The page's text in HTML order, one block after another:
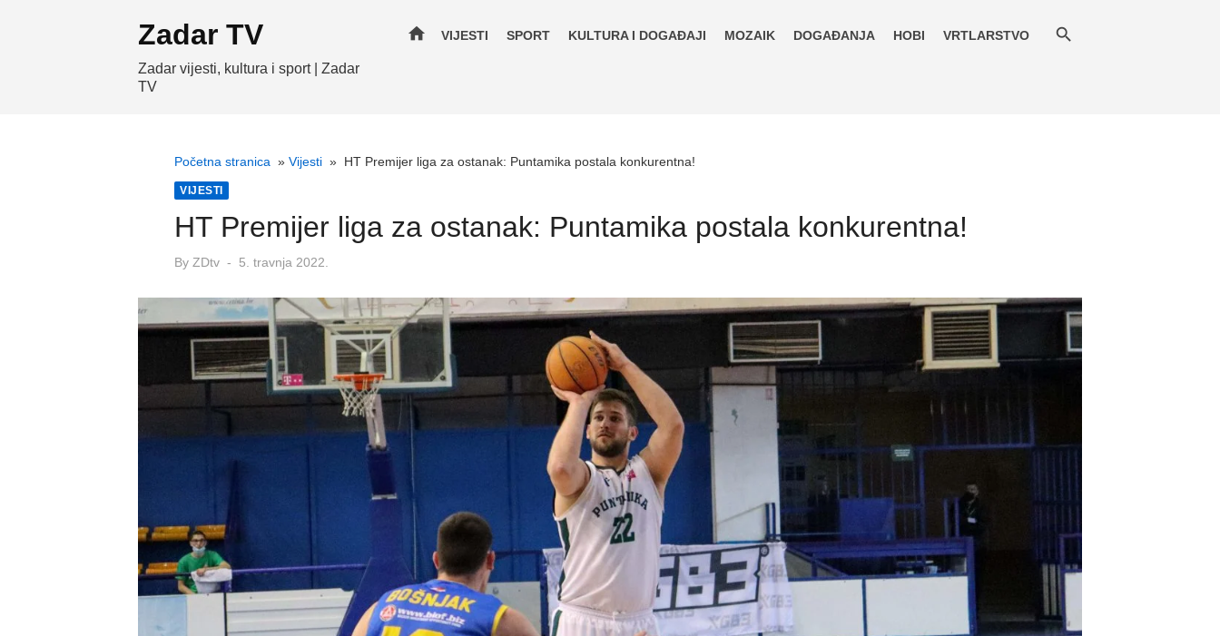
Zadar TV
Zadar vijesti, kultura i sport | Zadar
TV
home VIJESTI SPORT KULTURA I DOGAĐAJI MOZAIK DOGAĐANJA HOBI VRTLARSTVO
Početna stranica » Vijesti » HT Premijer liga za ostanak: Puntamika postala konkurentna!
VIJESTI
HT Premijer liga za ostanak: Puntamika postala konkurentna!
By ZDtv
Posted
5. travnja 2022.